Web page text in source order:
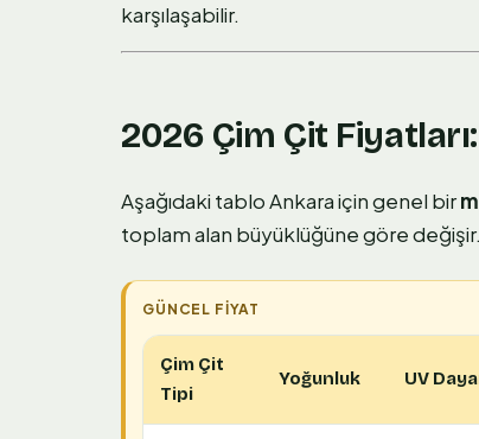
karşılaşabilir.
2026 Çim Çit
Aşağıdaki tablo Ankara için genel bir
toplam alan büyüklüğüne göre değişir.
Çim Çit
Tipi
Yoğunluk UV